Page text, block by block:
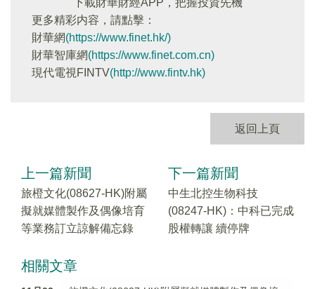
下載財華財經APP，把握投資先機
更多精彩内容，請點擊：
財華網(https://www.finet.hk/)
財華智庫網(https://www.finet.com.cn)
現代電視FINTV(http://www.fintv.hk)
返回上頁
上一篇新聞
旅橙文化(08627-HK)附屬
擬就媒體製作及偶像培育
等業務訂立諒解備忘錄
下一篇新聞
中生北控生物科技
(08247-HK)：中科已完成
股權轉讓 續停牌
相關文章